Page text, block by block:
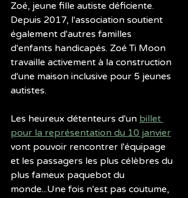
Zoé, jeune fille autiste déficiente.
Depuis 2017, l'association soutient
également d'autres familles
d'enfants handicapés. Zoé Ti Moon
travaille activement à la construction
d'une maison inclusive pour 5 jeunes
autistes.
Les heureux détenteurs d'un billet
pour la représentation du 10 janvier
vont pouvoir rencontrer l'équipage
et les passagers les plus célèbres du
plus fameux paquebot du
monde...Une fois n'est pas coutume,